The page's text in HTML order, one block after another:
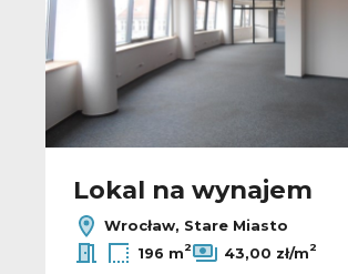
Lokal na wynajem
Wrocław, Stare Miasto
196 m2 43,00 zł/m2